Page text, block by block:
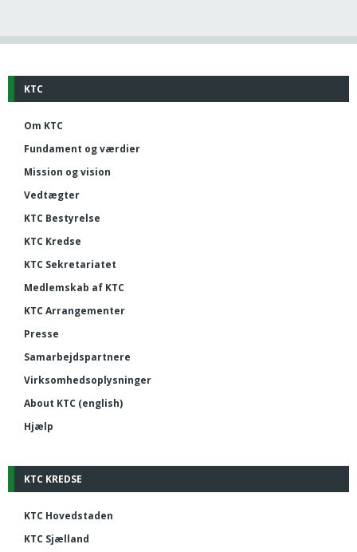
KTC
Om KTC
Fundament og værdier
Mission og vision
Vedtægter
KTC Bestyrelse
KTC Kredse
KTC Sekretariatet
Medlemskab af KTC
KTC Arrangementer
Presse
Samarbejdspartnere
Virksomhedsoplysninger
About KTC (english)
Hjælp
KTC KREDSE
KTC Hovedstaden
KTC Sjælland